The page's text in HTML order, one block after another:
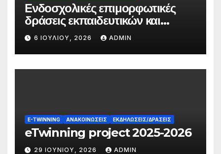
Ενδοσχολικές επιμορφωτικές
δράσεις εκπαιδευτικών και
γονέων
6 ΙΟΥΛΊΟΥ, 2026 ADMIN
E-TWINNING ΑΝΑΚΟΙΝΏΣΕΙΣ ΕΚΔΗΛΏΣΕΙΣ/ΔΡΆΣΕΙΣ
eTwinning project 2025-2026
29 ΙΟΥΝΊΟΥ, 2026 ADMIN